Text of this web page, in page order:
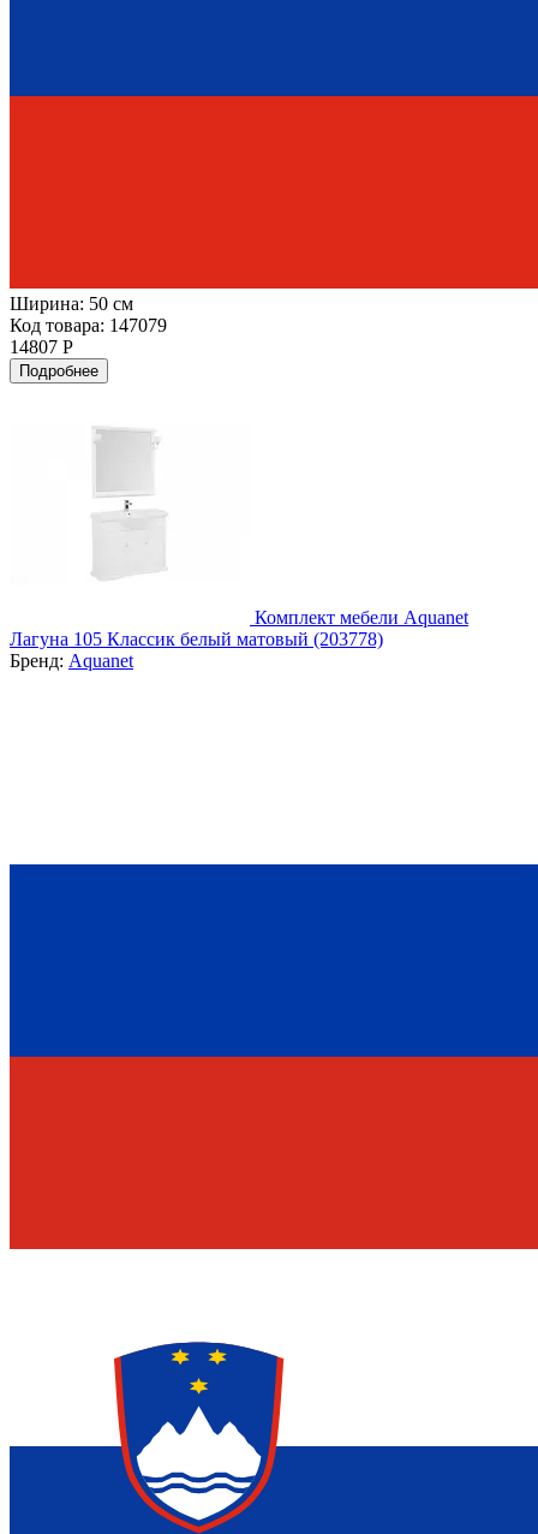
Ширина: 50 см
Код товара: 147079
14807 Р
Подробнее
Комплект мебели Aquanet
Лагуна 105 Классик белый матовый (203778)
Бренд: Aquanet